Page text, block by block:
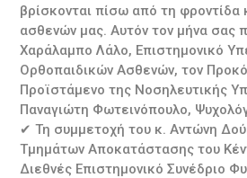
βρίσκονται πίσω από τη φροντίδα
ασθενών μας. Αυτόν τον μήνα σας
Χαράλαμπο Λάλο, Επιστημονικό
Ορθοπαιδικών Ασθενών, τον
Προϊστάμενο της Νοσηλευτικής
Παναγιώτη Φωτεινόπουλο,
✔ Τη συμμετοχή του κ. Αντώνη
Τμημάτων Αποκατάστασης του
Διεθνές Επιστημονικό Συνέδριο